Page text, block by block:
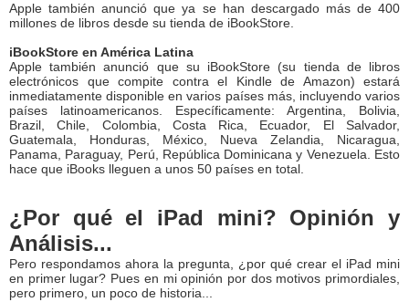
Apple también anunció que ya se han descargado más de 400
millones de libros desde su tienda de iBookStore.
iBookStore en América Latina
Apple también anunció que su iBookStore (su tienda de libros
electrónicos que compite contra el Kindle de Amazon) estará
inmediatamente disponible en varios países más, incluyendo varios
países latinoamericanos. Específicamente: Argentina, Bolivia,
Brazil, Chile, Colombia, Costa Rica, Ecuador, El Salvador,
Guatemala, Honduras, México, Nueva Zelandia, Nicaragua,
Panama, Paraguay, Perú, República Dominicana y Venezuela. Esto
hace que iBooks lleguen a unos 50 países en total.
¿Por qué el iPad mini? Opinión y
Análisis...
Pero respondamos ahora la pregunta, ¿por qué crear el iPad mini
en primer lugar? Pues en mi opinión por dos motivos primordiales,
pero primero, un poco de historia...